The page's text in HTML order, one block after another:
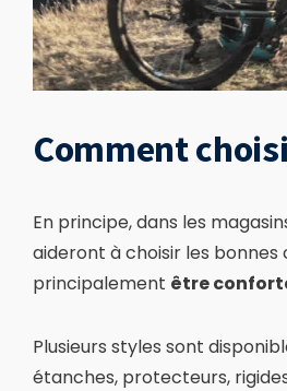
Comment
En principe, dans les
aideront à choisir les
principalement être
Plusieurs styles sont
étanches, protecteurs,